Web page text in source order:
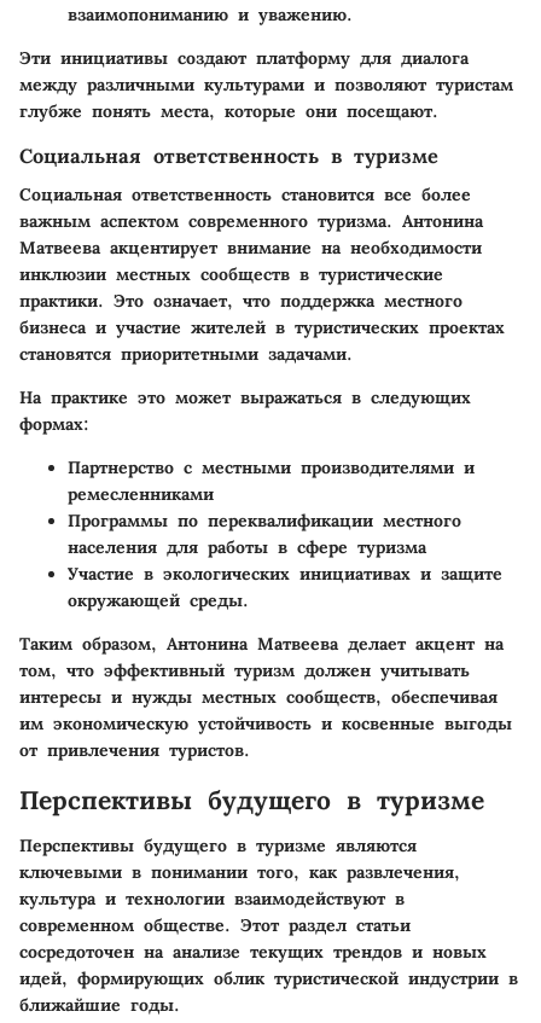
взаимопониманию и уважению.
Эти инициативы создают платформу для диалога
между различными культурами и позволяют туристам
глубже понять места, которые они посещают.
Социальная ответственность в туризме
Социальная ответственность становится все более
важным аспектом современного туризма. Антонина
Матвеева акцентирует внимание на необходимости
инклюзии местных сообществ в туристические
практики. Это означает, что поддержка местного
бизнеса и участие жителей в туристических проектах
становятся приоритетными задачами.
На практике это может выражаться в следующих
формах:
Партнерство с местными производителями и
ремесленниками
Программы по переквалификации местного
населения для работы в сфере туризма
Участие в экологических инициативах и защите
окружающей среды.
Таким образом, Антонина Матвеева делает акцент на
том, что эффективный туризм должен учитывать
интересы и нужды местных сообществ, обеспечивая
им экономическую устойчивость и косвенные выгоды
от привлечения туристов.
Перспективы будущего в туризме
Перспективы будущего в туризме являются
ключевыми в понимании того, как развлечения,
культура и технологии взаимодействуют в
современном обществе. Этот раздел статьи
сосредоточен на анализе текущих трендов и новых
идей, формирующих облик туристической индустрии в
ближайшие годы.